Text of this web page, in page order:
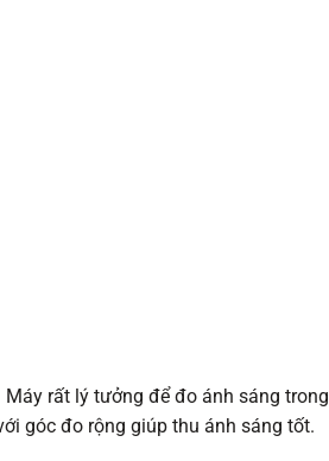
rất lý tưởng để đo ánh sáng trong
góc đo rộng giúp thu ánh sáng tốt.